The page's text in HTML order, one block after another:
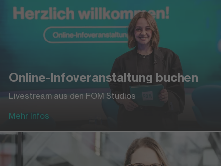
Online-Infoveranstaltung buchen
Livestream aus den FOM Studios
Mehr Infos